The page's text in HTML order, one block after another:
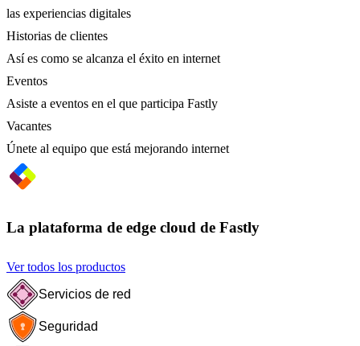
las experiencias digitales
Historias de clientes
Así es como se alcanza el éxito en internet
Eventos
Asiste a eventos en el que participa Fastly
Vacantes
Únete al equipo que está mejorando internet
La plataforma de edge cloud de Fastly
Ver todos los productos
Servicios de red
Seguridad